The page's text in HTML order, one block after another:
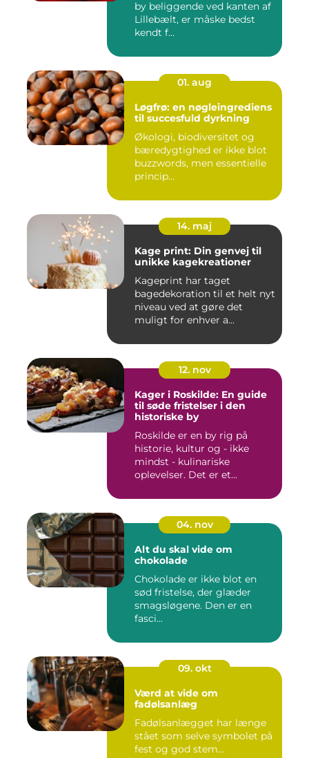
by beliggende ved kanten af
Lillebælt, er måske bedst
kendt f...
01. aug
Løgfrø: en nøgleingrediens
til succesfuld dyrkning
Økologi, biodiversitet og
bæredygtighed er ikke blot
buzzwords, men essentielle
princip...
14. maj
Kage print: Din genvej til
unikke kagekreationer
Kageprint har taget
bagedekoration til et helt nyt
niveau ved at gøre det
muligt for enhver a...
12. nov
Kager i Roskilde: En guide
til søde fristelser i den
historiske by
Roskilde er en by rig på
historie, kultur og - ikke
mindst - kulinariske
oplevelser. Det er et...
04. nov
Alt du skal vide om
chokolade
Chokolade er ikke blot en
sød fristelse, der glæder
smagsløgene. Den er en
fasci...
09. okt
Værd at vide om
fadølsanlæg
Fadølsanlægget har længe
stået som selve symbolet på
fest og god stem...